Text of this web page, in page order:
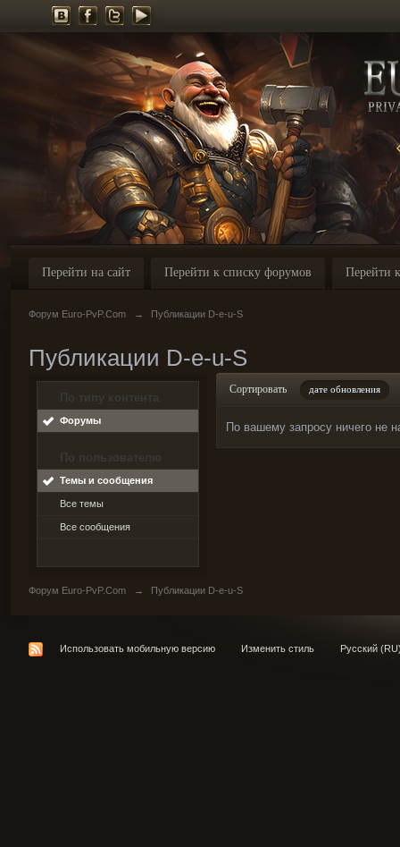
Перейти на сайт Перейти к списку форумов Перейти
Форум Euro-PvP.Com → Публикации D-e-u-S
Публикации D-e-u-S
По типу контента
Форумы
По пользователю
Темы и сообщения
Все темы
Все сообщения
Сортировать дате обновления
По вашему запросу ничего не
Форум Euro-PvP.Com → Публикации D-e-u-S
Использовать мобильную версию Изменить стиль Русский